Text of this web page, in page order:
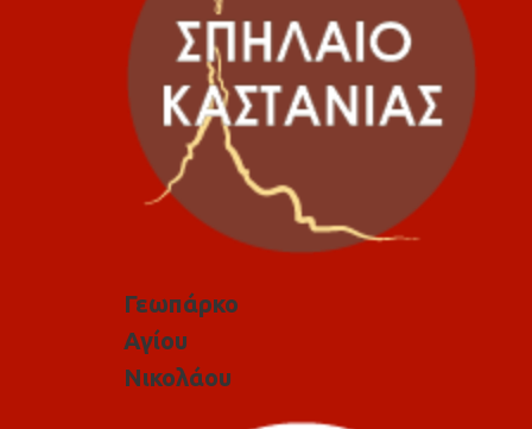
Γεωπάρκο
Αγίου
Νικολάου